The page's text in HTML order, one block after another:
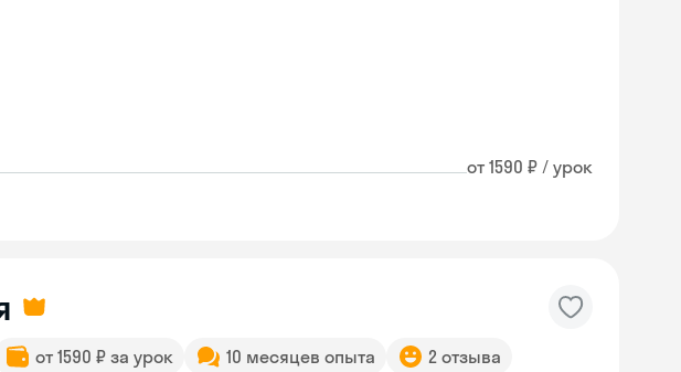
от 1590 ₽ / урок
от 1590 ₽ за урок 10 месяцев опыта 2 отзыва